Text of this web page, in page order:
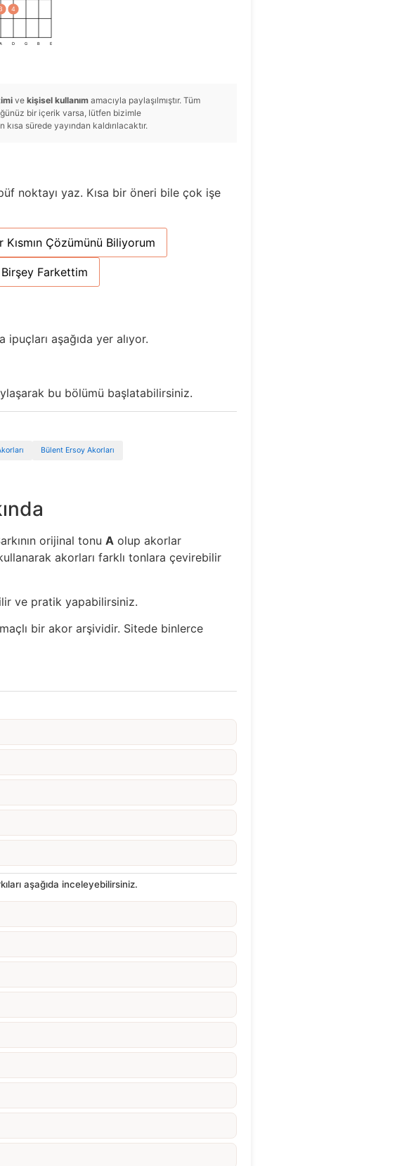
4
A D G B E
vekişisel kullanım amacıyla paylaşılmıştır. Tüm
bir içerik varsa, lütfen bizimle
sürede yayından kaldırılacaktır.
noktayı yaz. Kısa bir öneri bile çok işe
Kısmın Çözümünü Biliyorum
Birşey Farkettim
aşağıda yer alıyor.
bu bölümü başlatabilirsiniz.
Bülent Ersoy Akorları
orijinal tonuA olup akorlar
akorları farklı tonlara çevirebilir
ve pratik yapabilirsiniz.
bir akor arşividir. Sitede binlerce
aşağıda inceleyebilirsiniz.